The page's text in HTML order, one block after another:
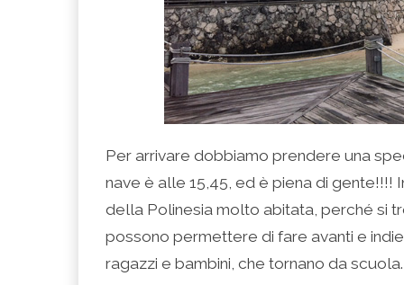
Per arrivare dobbiamo prendere una
nave è alle 15,45, ed è piena di
della Polinesia molto abitata, perché si
possono permettere di fare avanti e
ragazzi e bambini, che tornano da scuola.